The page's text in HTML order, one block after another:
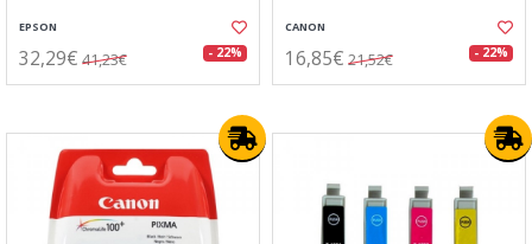
EPSON
32,29€ 41,23€ - 22%
CANON
16,85€ 21,52€ - 22%